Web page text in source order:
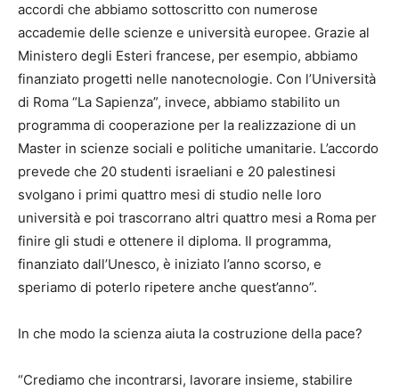
accordi che abbiamo sottoscritto con numerose
accademie delle scienze e università europee. Grazie al
Ministero degli Esteri francese, per esempio, abbiamo
finanziato progetti nelle nanotecnologie. Con l’Università
di Roma “La Sapienza”, invece, abbiamo stabilito un
programma di cooperazione per la realizzazione di un
Master in scienze sociali e politiche umanitarie. L’accordo
prevede che 20 studenti israeliani e 20 palestinesi
svolgano i primi quattro mesi di studio nelle loro
università e poi trascorrano altri quattro mesi a Roma per
finire gli studi e ottenere il diploma. Il programma,
finanziato dall’Unesco, è iniziato l’anno scorso, e
speriamo di poterlo ripetere anche quest’anno”.
In che modo la scienza aiuta la costruzione della pace?
“Crediamo che incontrarsi, lavorare insieme, stabilire